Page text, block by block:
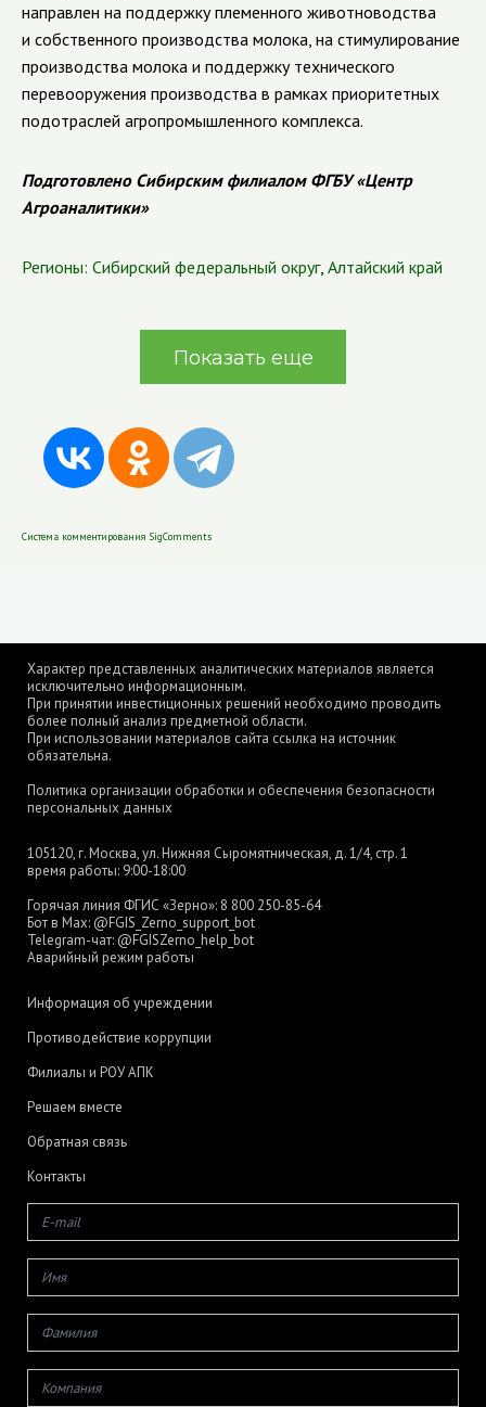
направлен на поддержку племенного животноводства
и собственного производства молока, на стимулирование
производства молока и поддержку технического
перевооружения производства в рамках приоритетных
подотраслей агропромышленного комплекса.
Подготовлено Сибирским филиалом ФГБУ «Центр
Агроаналитики»
Регионы: Сибирский федеральный округ, Алтайский край
Показать еще
Система комментирования SigComments
Характер представленных аналитических материалов является
исключительно информационным.
При принятии инвестиционных решений необходимо проводить
более полный анализ предметной области.
При использовании материалов сайта ссылка на источник
обязательна.
Политика организации обработки и обеспечения безопасности
персональных данных
105120, г. Москва, ул. Нижняя Сыромятническая, д. 1/4, стр. 1
время работы: 9:00-18:00
Горячая линия ФГИС «Зерно»: 8 800 250-85-64
Бот в Max: @FGIS_Zerno_support_bot
Telegram-чат: @FGISZerno_help_bot
Аварийный режим работы
Информация об учреждении
Противодействие коррупции
Филиалы и РОУ АПК
Решаем вместе
Обратная связь
Контакты